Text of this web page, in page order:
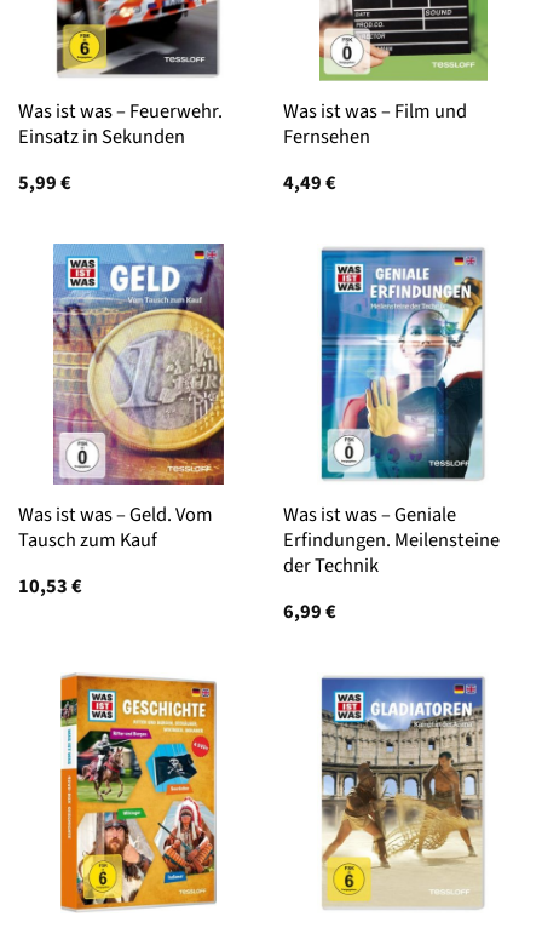
Was ist was – Feuerwehr.
Einsatz in Sekunden
5,99€
Was ist was – Film und
Fernsehen
4,49€
Was ist was – Geld. Vom
Tausch zum Kauf
10,53€
Was ist was – Geniale
Erfindungen. Meilensteine
der Technik
6,99€